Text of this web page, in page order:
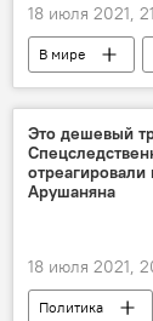
18 июля 2021,
В мире
Австрия
Это дешевый
отреагировали
Арушаняна
18 июля 2021,
Политика